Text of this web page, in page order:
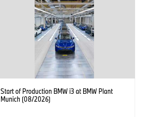
Start of Production BMW i3 at BMW Plant
Munich (08/2026)